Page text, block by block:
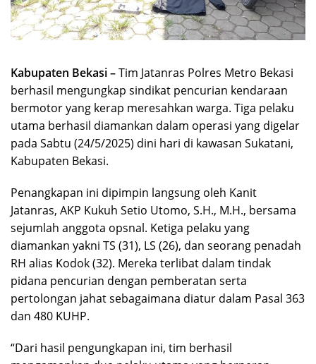
Kabupaten Bekasi –Tim Jatanras Polres Metro Bekasi
berhasil mengungkap sindikat pencurian kendaraan
bermotor yang kerap meresahkan warga. Tiga pelaku
utama berhasil diamankan dalam operasi yang digelar
pada Sabtu (24/5/2025) dini hari di kawasan Sukatani,
Kabupaten Bekasi.
Penangkapan ini dipimpin langsung oleh Kanit
Jatanras, AKP Kukuh Setio Utomo, S.H., M.H., bersama
sejumlah anggota opsnal. Ketiga pelaku yang
diamankan yakni TS (31), LS (26), dan seorang penadah
RH alias Kodok (32). Mereka terlibat dalam tindak
pidana pencurian dengan pemberatan serta
pertolongan jahat sebagaimana diatur dalam Pasal 363
dan 480 KUHP.
“Dari hasil pengungkapan ini, tim berhasil